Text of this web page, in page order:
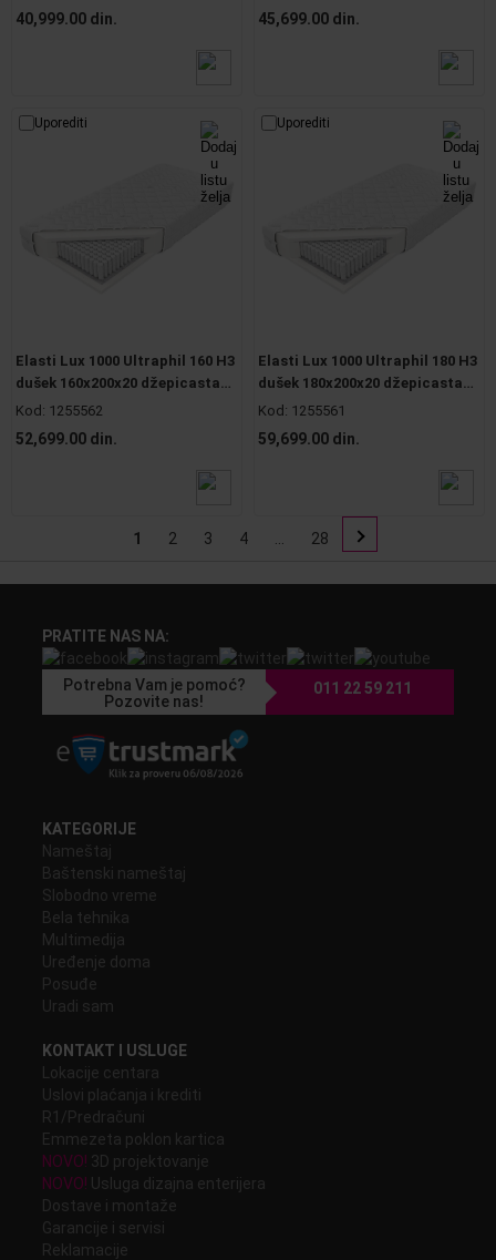
40,999.00 din. 45,699.00 din.
Uporediti
Elasti Lux 1000 Ultraphil 160 H3
dušek 160x200x20 džepicasta
jezgra
Kod: 1255562
52,699.00 din.
Uporediti
Elasti Lux 1000 Ultraphil 180 H3
dušek 180x200x20 džepicasta
jezgra
Kod: 1255561
59,699.00 din.
1 2 3 4 28
PRATITE NAS NA:
Potrebna Vam je pomoć?
Pozovite nas!
011 22 59 211
KATEGORIJE
Nameštaj
Baštenski nameštaj
Slobodno vreme
Bela tehnika
Multimedija
Uređenje doma
Posuđe
Uradi sam
KONTAKT I USLUGE
Lokacije centara
Uslovi plaćanja i krediti
R1/Predračuni
Emmezeta poklon kartica
NOVO! 3D projektovanje
NOVO!
Usluga dizajna enterijera
Dostave i montaže
Garancije i servisi
Reklamacije